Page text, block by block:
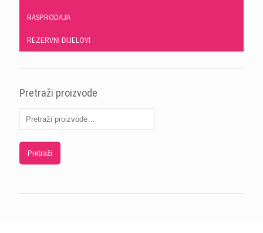
RASPRODAJA
REZERVNI DIJELOVI
Pretraži proizvode
Pretraži